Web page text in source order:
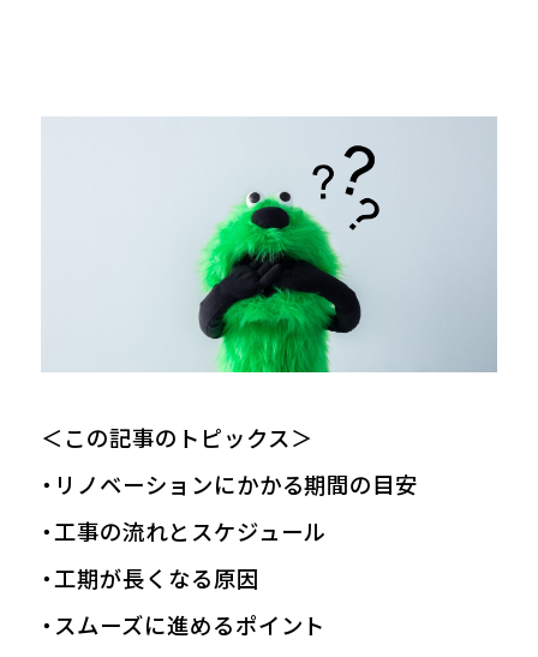
＜この記事のトピックス＞
・リノベーションにかかる期間の目安
・工事の流れとスケジュール
・工期が長くなる原因
・スムーズに進めるポイント